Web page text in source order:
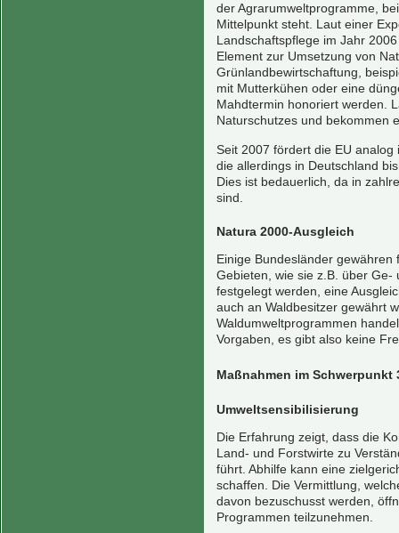
der Agrarumweltprogramme,
Mittelpunkt steht. Laut einer
Landschaftspflege im Jahr
Element zur Umsetzung von
Grünlandbewirtschaftung,
mit Mutterkühen oder eine
Mahdtermin honoriert werden.
Naturschutzes und bekommen
Seit 2007 fördert die EU
die allerdings in Deutschland
Dies ist bedauerlich, da in
sind.
Natura 2000-Ausgleich
Einige Bundesländer
Gebieten, wie sie z.B. über
festgelegt werden, eine
auch an Waldbesitzer gewährt
Waldumweltprogrammen
Vorgaben, es gibt also keine
Maßnahmen im Schwerpunkt
Umweltsensibilisierung
Die Erfahrung zeigt, dass die
Land- und Forstwirte zu
führt. Abhilfe kann eine
schaffen. Die Vermittlung,
davon bezuschusst werden,
Programmen teilzunehmen.